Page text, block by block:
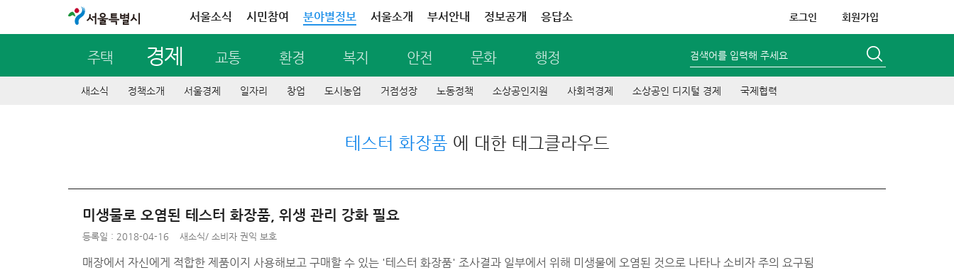
서울특별시 서울소식 시민참여 분야별정보 서울소개 부서안내 정보공개 응답소 로그인 회원가입
주택 경제 교통 환경 복지 안전 문화 행정 검색어를 입력해 주세요
새소식 정책소개 서울경제 일자리 창업 도시농업 거점성장 노동정책 소상공인지원 사회적경제 소상공인 디지털 경제 국제협력
테스터 화장품 에 대한 태그클라우드
미생물로 오염된 테스터 화장품, 위생 관리 강화 필요
등록일 : 2018-04-16 새소식/ 소비자 권익 보호
매장에서 자신에게 적합한 제품이지 사용해보고 구매할 수 있는 '테스터 화장품' 조사결과 일부에서 위해 미생물에 오염된 것으로 나타나 소비자 주의 요구됨